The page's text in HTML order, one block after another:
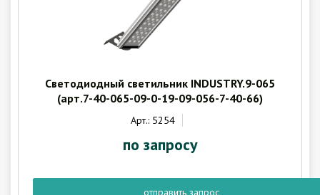
О компании
Доставка и оплата
Как купить
Программное обеспечение LogTag
Монтаж оборудования
Контакты
Светодиодный светильник INDUSTRY.9-065
(арт.7-40-065-09-0-19-09-056-7-40-66)
Арт.: 5254
по запросу
отправить запрос